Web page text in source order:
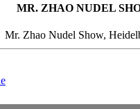
MR. ZHAO NUDEL
Mr. Zhao Nudel Show,